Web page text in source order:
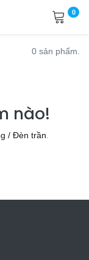
0
0 sản phẩm.
nào!
/ Đèn trần